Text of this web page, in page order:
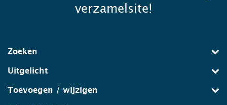
verzamelsite!
Zoeken
Uitgelicht
Toevoegen / wijzigen